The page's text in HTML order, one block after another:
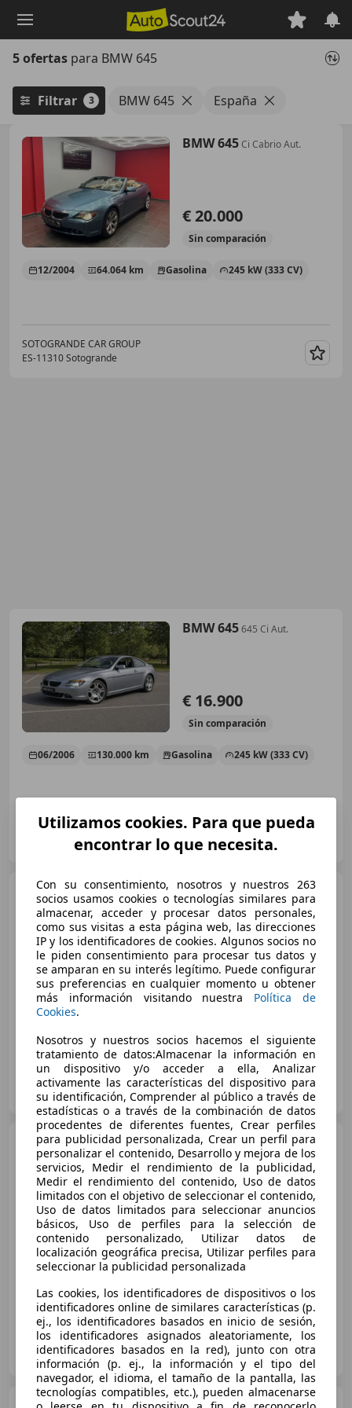
principal
5 ofertas para BMW 645
Filtrar 3 BMW 645 España
BMW 645Ci Cabrio Aut.
€ 20.000
Sin comparación
12/2004 64.064 km Gasolina 245 kW (333 CV)
SOTOGRANDE CAR GROUP
ES-11310 Sotogrande
BMW 645645 Ci Aut.
€ 16.900
Sin comparación
06/2006 130.000 km Gasolina 245 kW (333 CV)
Particular
ES-28224 Pozuelo de Alarcón
BMW 645 Ci Aut.
€ 17.990
Sin comparación
01/2005 79.000 km Gasolina 245 kW (333 CV)
Marcos Garage
ES-46117 Bétera
BMW 645 Ci Aut.
€ 11.900
Sin comparación
01/2004 311.639 km Gasolina 245 kW (333 CV)
Drivax
ES-25198 LLEIDA
Utilizamos cookies. Para que pueda
encontrar lo que necesita.
Con su consentimiento, nosotros y nuestros 263
socios usamos cookies o tecnologías similares para
almacenar, acceder y procesar datos personales,
como sus visitas a esta página web, las direcciones
IP y los identificadores de cookies. Algunos socios no
le piden consentimiento para procesar tus datos y
se amparan en su interés legítimo. Puede configurar
sus preferencias en cualquier momento u obtener
más información visitando nuestra Política de
Cookies.
Nosotros y nuestros socios hacemos el siguiente
tratamiento de datos:Almacenar la información en
un dispositivo y/o acceder a ella, Analizar
activamente las características del dispositivo para
su identificación, Comprender al público a través de
estadísticas o a través de la combinación de datos
procedentes de diferentes fuentes, Crear perfiles
para publicidad personalizada, Crear un perfil para
personalizar el contenido, Desarrollo y mejora de los
servicios, Medir el rendimiento de la publicidad,
Medir el rendimiento del contenido, Uso de datos
limitados con el objetivo de seleccionar el contenido,
Uso de datos limitados para seleccionar anuncios
básicos, Uso de perfiles para la selección de
contenido personalizado, Utilizar datos de
localización geográfica precisa, Utilizar perfiles para
seleccionar la publicidad personalizada
Las cookies, los identificadores de dispositivos o los
identificadores online de similares características (p.
ej., los identificadores basados en inicio de sesión,
los identificadores asignados aleatoriamente, los
identificadores basados en la red), junto con otra
información (p. ej., la información y el tipo del
navegador, el idioma, el tamaño de la pantalla, las
tecnologías compatibles, etc.), pueden almacenarse